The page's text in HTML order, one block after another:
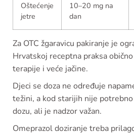
Oštećenje
jetre
10–20 mg na
dan
Za OTC žgaravicu pakiranje je
Hrvatskoj receptna praksa
terapije i veće jačine.
Djeci se doza ne određuje
težini, a kod starijih nije
dozu, ali je nadzor važan.
Omeprazol doziranje treba